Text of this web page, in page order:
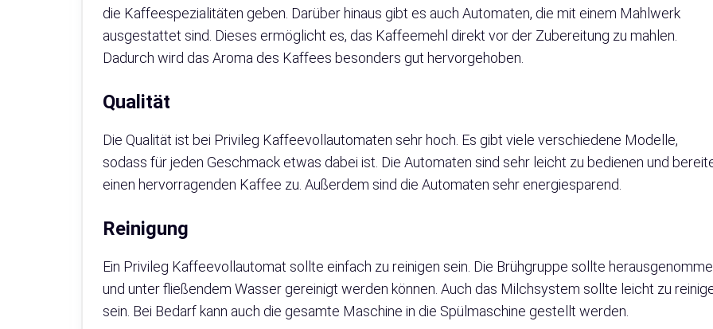
die Kaffeespezialitäten geben. Darüber hinaus gibt es auch Automaten, die mit einem Mahlwerk
ausgestattet sind. Dieses ermöglicht es, das Kaffeemehl direkt vor der Zubereitung zu mahlen.
Dadurch wird das Aroma des Kaffees besonders gut hervorgehoben.
Qualität
Die Qualität ist bei Privileg Kaffeevollautomaten sehr hoch. Es gibt viele verschiedene Modelle,
sodass für jeden Geschmack etwas dabei ist. Die Automaten sind sehr leicht zu bedienen und
einen hervorragenden Kaffee zu. Außerdem sind die Automaten sehr energiesparend.
Reinigung
Ein Privileg Kaffeevollautomat sollte einfach zu reinigen sein. Die Brühgruppe sollte
und unter fließendem Wasser gereinigt werden können. Auch das Milchsystem sollte leicht zu
sein. Bei Bedarf kann auch die gesamte Maschine in die Spülmaschine gestellt werden.